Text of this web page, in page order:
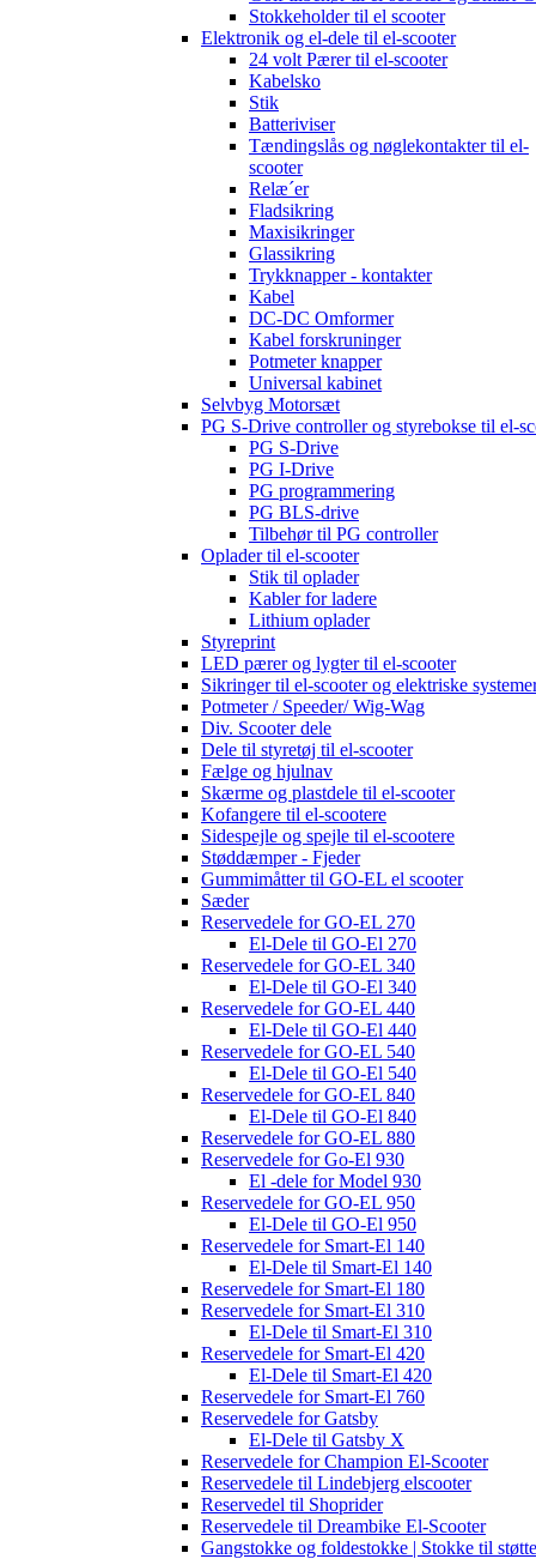
Stokkeholder til el scooter
Elektronik og el-dele til el-scooter
24 volt Pærer til el-scooter
Kabelsko
Stik
Batteriviser
Tændingslås og nøglekontakter til el-
scooter
Relæ´er
Fladsikring
Maxisikringer
Glassikring
Trykknapper - kontakter
Kabel
DC-DC Omformer
Kabel forskruninger
Potmeter knapper
Universal kabinet
Selvbyg Motorsæt
PG S-Drive controller og styrebokse til el-
PG S-Drive
PG I-Drive
PG programmering
PG BLS-drive
Tilbehør til PG controller
Oplader til el-scooter
Stik til oplader
Kabler for ladere
Lithium oplader
Styreprint
LED pærer og lygter til el-scooter
Sikringer til el-scooter og elektriske
Potmeter / Speeder/ Wig-Wag
Div. Scooter dele
Dele til styretøj til el-scooter
Fælge og hjulnav
Skærme og plastdele til el-scooter
Kofangere til el-scootere
Sidespejle og spejle til el-scootere
Støddæmper - Fjeder
Gummimåtter til GO-EL el scooter
Sæder
Reservedele for GO-EL 270
El-Dele til GO-El 270
Reservedele for GO-EL 340
El-Dele til GO-El 340
Reservedele for GO-EL 440
El-Dele til GO-El 440
Reservedele for GO-EL 540
El-Dele til GO-El 540
Reservedele for GO-EL 840
El-Dele til GO-El 840
Reservedele for GO-EL 880
Reservedele for Go-El 930
El -dele for Model 930
Reservedele for GO-EL 950
El-Dele til GO-El 950
Reservedele for Smart-El 140
El-Dele til Smart-El 140
Reservedele for Smart-El 180
Reservedele for Smart-El 310
El-Dele til Smart-El 310
Reservedele for Smart-El 420
El-Dele til Smart-El 420
Reservedele for Smart-El 760
Reservedele for Gatsby
El-Dele til Gatsby X
Reservedele for Champion El-Scooter
Reservedele til Lindebjerg elscooter
Reservedel til Shoprider
Reservedele til Dreambike El-Scooter
Gangstokke og foldestokke | Stokke til støtte